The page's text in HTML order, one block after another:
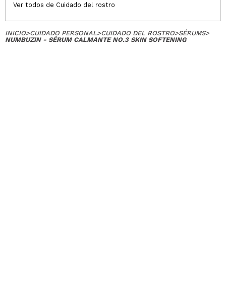
Ver todos de Cuidado del rostro
INICIO>CUIDADO PERSONAL>CUIDADO DEL ROSTRO>SÉRUMS>
NUMBUZIN - SÉRUM CALMANTE NO.3 SKIN SOFTENING